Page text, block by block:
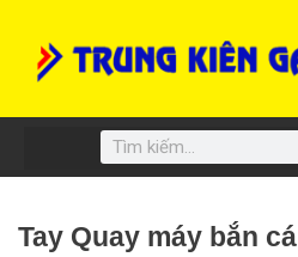
content
Search
Tay Quay máy bắn cá